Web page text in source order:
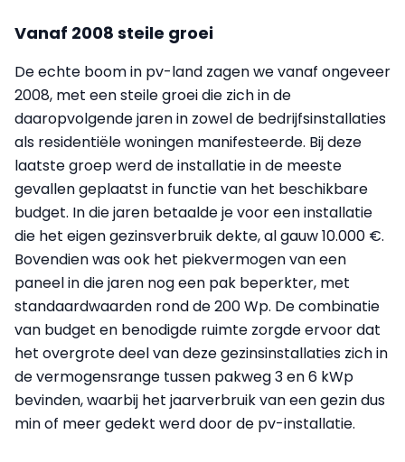
Vanaf 2008 steile groei
De echte boom in pv-land zagen we vanaf ongeveer
2008, met een steile groei die zich in de
daaropvolgende jaren in zowel de bedrijfsinstallaties
als residentiële woningen manifesteerde. Bij deze
laatste groep werd de installatie in de meeste
gevallen geplaatst in functie van het beschikbare
budget. In die jaren betaalde je voor een installatie
die het eigen gezinsverbruik dekte, al gauw 10.000 €.
Bovendien was ook het piekvermogen van een
paneel in die jaren nog een pak beperkter, met
standaardwaarden rond de 200 Wp. De combinatie
van budget en benodigde ruimte zorgde ervoor dat
het overgrote deel van deze gezinsinstallaties zich in
de vermogensrange tussen pakweg 3 en 6 kWp
bevinden, waarbij het jaarverbruik van een gezin dus
min of meer gedekt werd door de pv-installatie.